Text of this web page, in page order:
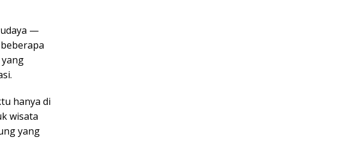
—
hanya di
wisata
yang